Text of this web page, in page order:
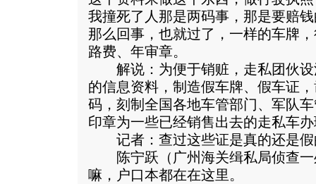
我撞死了人那是两码事，那是要赔
那么回事，也就过了，一样的车牌
路费、年审章。
解说：为便于销赃，走私团伙设
的信息资料，制造假车牌、假车证
码，刻制全国各地车管部门、军队
印章为一些已经销售出去的走私车
记者：查过这些证是真的还是假
陈宁跃（广州海关缉私局侦查一
嘛，户口本都在在这里。